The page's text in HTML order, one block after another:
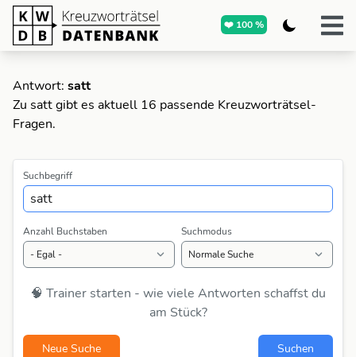
❤️ 100 %
Antwort: satt
Zu satt gibt es aktuell 16 passende Kreuzworträtsel-
Fragen.
Suchbegriff
Anzahl Buchstaben Suchmodus
🧠 Trainer starten - wie viele Antworten schaffst du
am Stück?
Neue Suche Suchen